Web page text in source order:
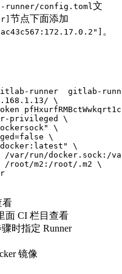
config.toml文
节点下面添加
。
runner  gitlab-
\
privileged \
\
\
\
/var/run/docker.sock:/
/root/m2:/root/.m2 \
看
面 CI 栏目查看
时指定 Runner
镜像